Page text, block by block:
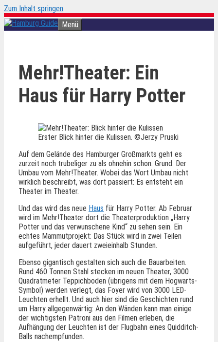
Zum Inhalt springen
Menü
Mehr!Theater: Ein
Haus für Harry Potter
Erster Blick hinter die Kulissen. ©Jerzy Pruski
Auf dem Gelände des Hamburger Großmarkts geht es
zurzeit noch trubeliger zu als ohnehin schon. Grund: Der
Umbau vom Mehr!Theater. Wobei das Wort Umbau nicht
wirklich beschreibt, was dort passiert: Es entsteht ein
Theater im Theater.
Und das wird das neue Haus für Harry Potter. Ab Februar
wird im Mehr!Theater dort die Theaterproduktion „Harry
Potter und das verwunschene Kind“ zu sehen sein. Ein
echtes Mammutprojekt: Das Stück wird in zwei Teilen
aufgeführt, jeder dauert zweieinhalb Stunden.
Ebenso gigantisch gestalten sich auch die Bauarbeiten.
Rund 460 Tonnen Stahl stecken im neuen Theater, 3000
Quadratmeter Teppichboden (übrigens mit dem Hogwarts-
Symbol) werden verlegt, das Foyer wird von 3000 LED-
Leuchten erhellt. Und auch hier sind die Geschichten rund
um Harry allgegenwärtig: An den Wänden kann man einige
der wichtigsten Patroni aus den Filmen erleben, die
Aufhängung der Leuchten ist der Flugbahn eines Quidditch-
Balls nachempfunden.